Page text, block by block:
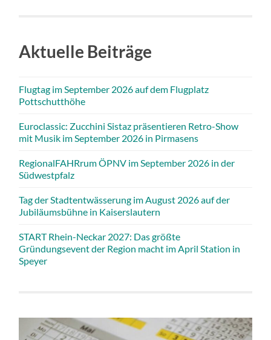
Aktuelle Beiträge
Flugtag im September 2026 auf dem Flugplatz
Pottschutthöhe
Euroclassic: Zucchini Sistaz präsentieren Retro-Show
mit Musik im September 2026 in Pirmasens
RegionalFAHRrum ÖPNV im September 2026 in der
Südwestpfalz
Tag der Stadtentwässerung im August 2026 auf der
Jubiläumsbühne in Kaiserslautern
START Rhein-Neckar 2027: Das größte
Gründungsevent der Region macht im April Station in
Speyer